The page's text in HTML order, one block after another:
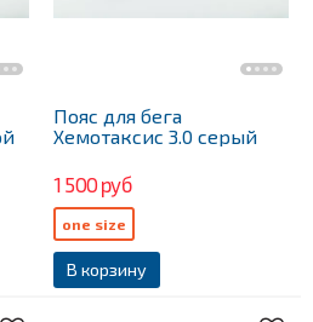
Пояс для бега
Хемотаксис 3.0 серый
1 500 руб
В корзину
one size